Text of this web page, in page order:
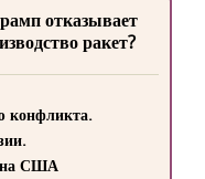
отказывает
ракет?
конфликта.
на США